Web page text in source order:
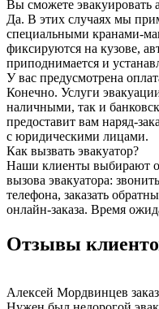
Вы сможете эвакуировать
Да. В этих случаях мы
специальными кранами-
фиксируются на кузове,
приподнимается и
У вас предусмотрена
Конечно. Услуги
наличными, так и
предоставит вам наряд-
с юридическими лицами.
Как вызвать эвакуатор?
Наши клиенты выбирают
вызова эвакуатора:
телефона, заказать
онлайн-заказа. Время
Отзывы
Алексей Мордвинцев